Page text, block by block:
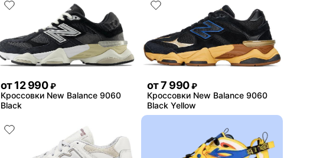
от12 990 ₽
Кроссовки New Balance 9060
Black
от7 990 ₽
Кроссовки New Balance 9060
Black Yellow